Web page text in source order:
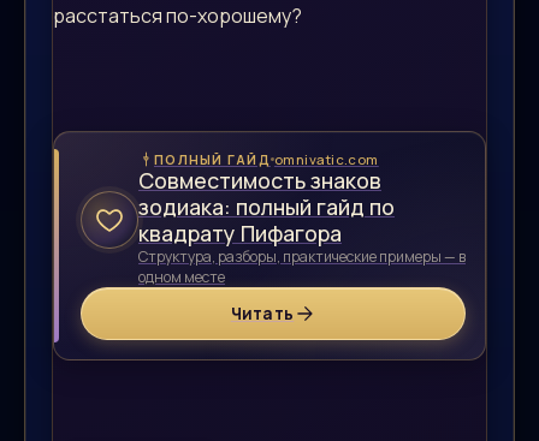
расстаться по-хорошему?
ПОЛНЫЙ ГАЙД omnivatic.com
Совместимость знаков
зодиака: полный гайд по
квадрату Пифагора
Структура, разборы, практические примеры — в
одном месте
Читать